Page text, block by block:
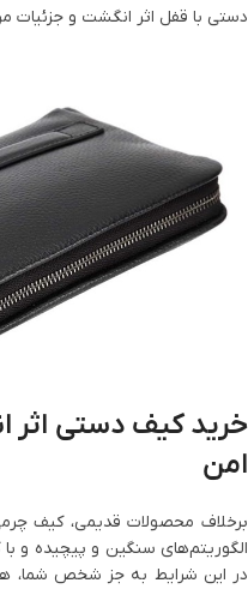
دستی با قفل اثر انگشت و جزئیات
خرید کیف دستی اثر
امن
برخلاف محصولات قدیمی، کیف
الگوریتم‌های سنگین و پیچیده و
در این شرایط به جز شخص شما،